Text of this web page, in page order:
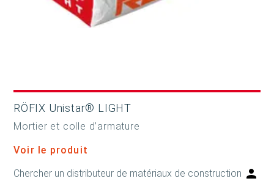
RÖFIX Unistar® LIGHT
Mortier et colle d’armature
Voir le produit
Chercher un distributeur de matériaux de construction